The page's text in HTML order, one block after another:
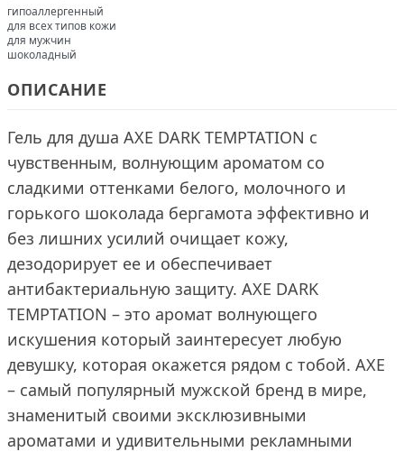
гипоаллергенный
для всех типов кожи
для мужчин
шоколадный
ОПИСАНИЕ
Гель для душа AXE DARK TEMPTATION c
чувственным, волнующим ароматом со
сладкими оттенками белого, молочного и
горького шоколада бергамота эффективно и
без лишних усилий очищает кожу,
дезодорирует ее и обеспечивает
антибактериальную защиту. AXE DARK
TEMPTATION – это аромат волнующего
искушения который заинтересует любую
девушку, которая окажется рядом с тобой. AXE
– самый популярный мужской бренд в мире,
знаменитый своими эксклюзивными
ароматами и удивительными рекламными